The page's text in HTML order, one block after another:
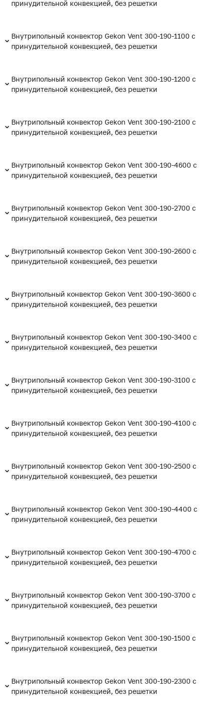
принудительной конвекцией, без решетки
Внутрипольный конвектор Gekon Vent 300-190-1100 с
принудительной конвекцией, без решетки
Внутрипольный конвектор Gekon Vent 300-190-1200 с
принудительной конвекцией, без решетки
Внутрипольный конвектор Gekon Vent 300-190-2100 с
принудительной конвекцией, без решетки
Внутрипольный конвектор Gekon Vent 300-190-4600 с
принудительной конвекцией, без решетки
Внутрипольный конвектор Gekon Vent 300-190-2700 с
принудительной конвекцией, без решетки
Внутрипольный конвектор Gekon Vent 300-190-2600 с
принудительной конвекцией, без решетки
Внутрипольный конвектор Gekon Vent 300-190-3600 с
принудительной конвекцией, без решетки
Внутрипольный конвектор Gekon Vent 300-190-3400 с
принудительной конвекцией, без решетки
Внутрипольный конвектор Gekon Vent 300-190-3100 с
принудительной конвекцией, без решетки
Внутрипольный конвектор Gekon Vent 300-190-4100 с
принудительной конвекцией, без решетки
Внутрипольный конвектор Gekon Vent 300-190-2500 с
принудительной конвекцией, без решетки
Внутрипольный конвектор Gekon Vent 300-190-4400 с
принудительной конвекцией, без решетки
Внутрипольный конвектор Gekon Vent 300-190-4700 с
принудительной конвекцией, без решетки
Внутрипольный конвектор Gekon Vent 300-190-3700 с
принудительной конвекцией, без решетки
Внутрипольный конвектор Gekon Vent 300-190-1500 с
принудительной конвекцией, без решетки
Внутрипольный конвектор Gekon Vent 300-190-2300 с
принудительной конвекцией, без решетки